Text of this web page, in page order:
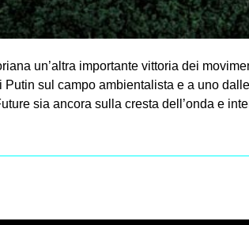
un’altra importante vittoria dei
sul campo ambientalista e a uno
sia ancora sulla cresta dell’onda e